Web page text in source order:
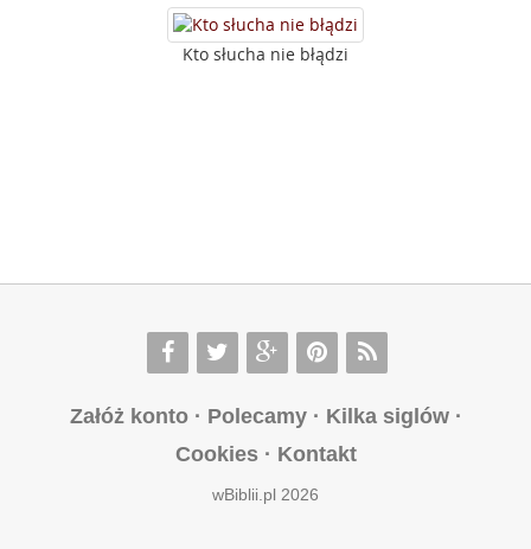
Kto słucha nie błądzi
Załóż konto· Polecamy· Kilka siglów·
Cookies· Kontakt
wBiblii.pl 2026